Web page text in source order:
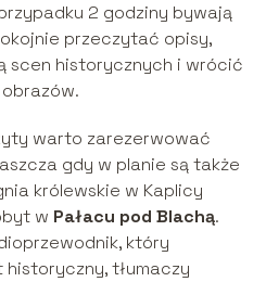
2 godziny bywają
przeczytać opisy,
scen historycznych i wrócić
warto zarezerwować
gdy w planie są także
królewskie w Kaplicy
w Pałacu pod Blachą.
który
tłumaczy